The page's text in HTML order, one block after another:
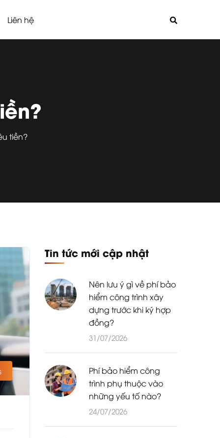
Liên hệ
tiền?
Tin tức mới cập nhật
Nên lưu ý gì về phí bảo
hiểm công trình xây
dựng trước khi ký hợp
đồng?
31/07/2026
Phí bảo hiểm công
trình phụ thuộc vào
những yếu tố nào?
24/07/2026